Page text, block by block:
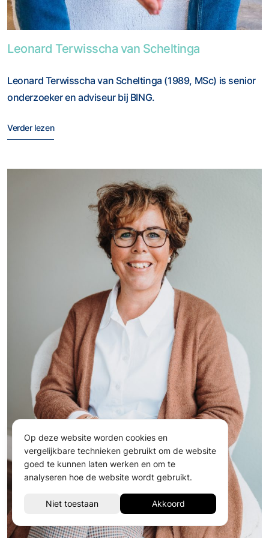
Leonard Terwisscha van Scheltinga
Leonard Terwisscha van Scheltinga (1989, MSc) is senior
onderzoeker en adviseur bij BING.
Verder lezen
Op deze website worden cookies en
vergelijkbare technieken gebruikt om de website
goed te kunnen laten werken en om te
analyseren hoe de website wordt gebruikt.